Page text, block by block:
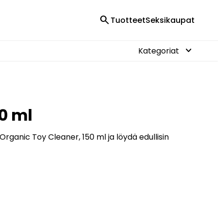
searchTuotteetSeksikaupat
Kategoriat keyboard_arrow_down
ml
Toy Cleaner, 150 ml ja löydä edullisin